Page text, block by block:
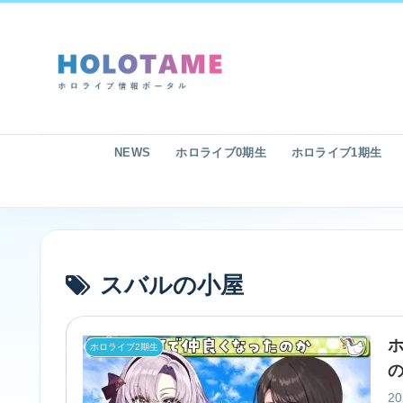
NEWS ホロライブ0期生 ホロライブ1期生
スバルの小屋
ホロライブ2期生